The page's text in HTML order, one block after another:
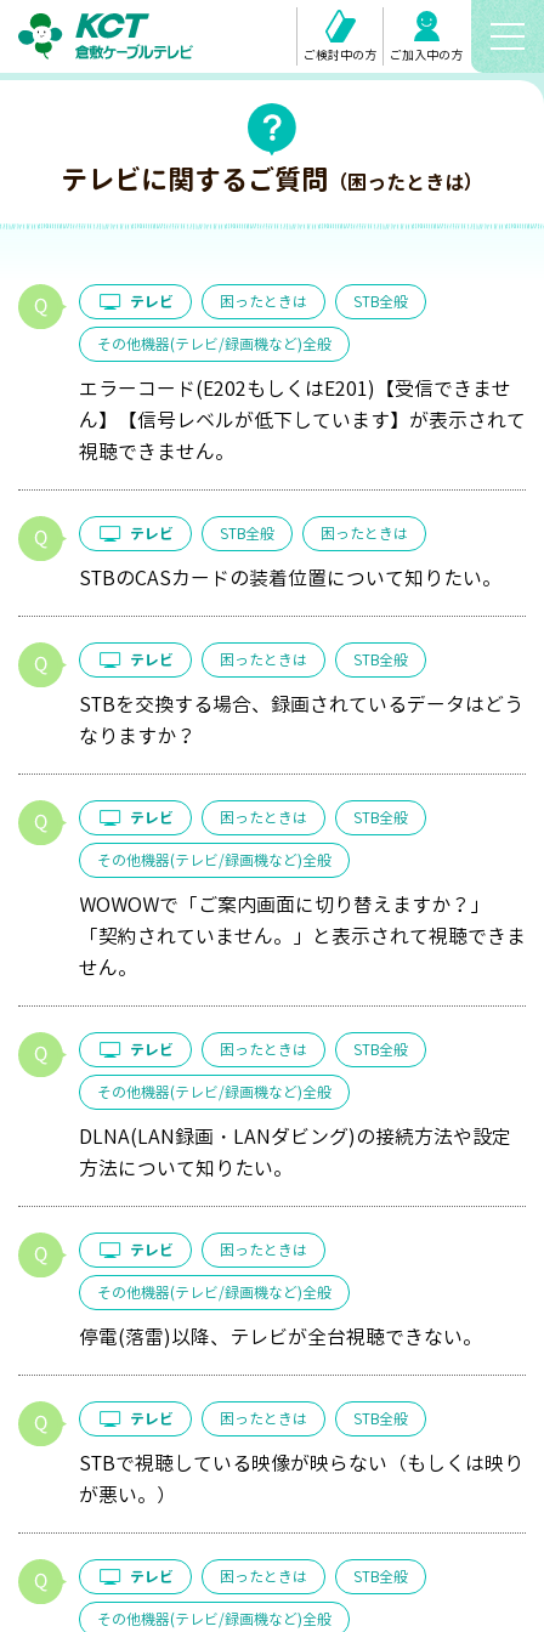
ご検討中の方 ご加入中の方
テレビに関するご質問 （困ったときは）
テレビ 困ったときは STB全般
その他機器(テレビ/録画機など)全般
エラーコード(E202もしくはE201)【受信できませ
ん】【信号レベルが低下しています】が表示されて
視聴できません。
テレビ STB全般 困ったときは
STBのCASカードの装着位置について知りたい。
テレビ 困ったときは STB全般
STBを交換する場合、録画されているデータはどう
なりますか？
テレビ 困ったときは STB全般
その他機器(テレビ/録画機など)全般
WOWOWで「ご案内画面に切り替えますか？」
「契約されていません。」と表示されて視聴できま
せん。
テレビ 困ったときは STB全般
その他機器(テレビ/録画機など)全般
DLNA(LAN録画・LANダビング)の接続方法や設定
方法について知りたい。
テレビ 困ったときは
その他機器(テレビ/録画機など)全般
停電(落雷)以降、テレビが全台視聴できない。
テレビ 困ったときは STB全般
STBで視聴している映像が映らない（もしくは映り
が悪い。）
テレビ 困ったときは STB全般
その他機器(テレビ/録画機など)全般